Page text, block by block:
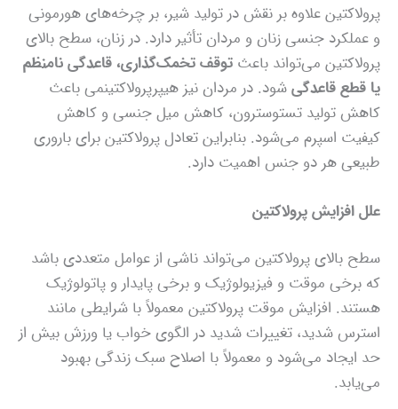
پرولاکتین علاوه بر نقش در تولید شیر، بر چرخه‌های هورمونی
و عملکرد جنسی زنان و مردان تأثیر دارد. در زنان، سطح بالای
پرولاکتین می‌تواند باعث توقف تخمک‌گذاری، قاعدگی نامنظم
یا قطع قاعدگیشود. در مردان نیز هیپرپرولاکتینمی باعث
کاهش تولید تستوسترون، کاهش میل جنسی و کاهش
کیفیت اسپرم می‌شود. بنابراین تعادل پرولاکتین برای باروری
طبیعی هر دو جنس اهمیت دارد.
علل افزایش پرولاکتین
سطح بالای پرولاکتین می‌تواند ناشی از عوامل متعددی باشد
که برخی موقت و فیزیولوژیک و برخی پایدار و پاتولوژیک
هستند. افزایش موقت پرولاکتین معمولاً با شرایطی مانند
استرس شدید، تغییرات شدید در الگوی خواب یا ورزش بیش از
حد ایجاد می‌شود و معمولاً با اصلاح سبک زندگی بهبود
می‌یابد.